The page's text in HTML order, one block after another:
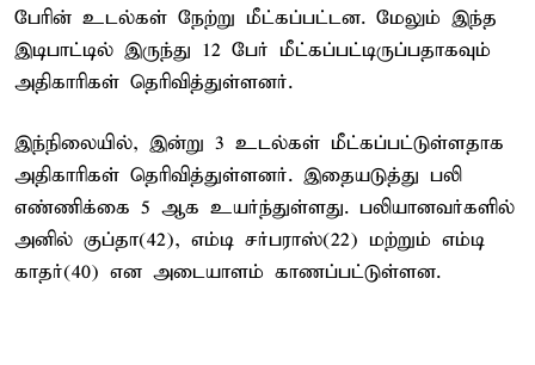
பேரின் உடல்கள் நேற்று மீட்கப்பட்டன. மேலும் இந்த
இடிபாட்டில் இருந்து 12 பேர் மீட்கப்பட்டிருப்பதாகவும்
அதிகாரிகள் தெரிவித்துள்ளனர்.
இந்நிலையில், இன்று 3 உடல்கள் மீட்கப்பட்டுள்ளதாக
அதிகாரிகள் தெரிவித்துள்ளனர். இதையடுத்து பலி
எண்ணிக்கை 5 ஆக உயர்ந்துள்ளது. பலியானவர்களில்
அனில் குப்தா(42), எம்டி சர்பராஸ்(22) மற்றும் எம்டி
காதர்(40) என அடையாளம் காணப்பட்டுள்ளன.